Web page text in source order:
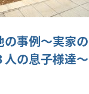
事例～実家の
の息子様達～